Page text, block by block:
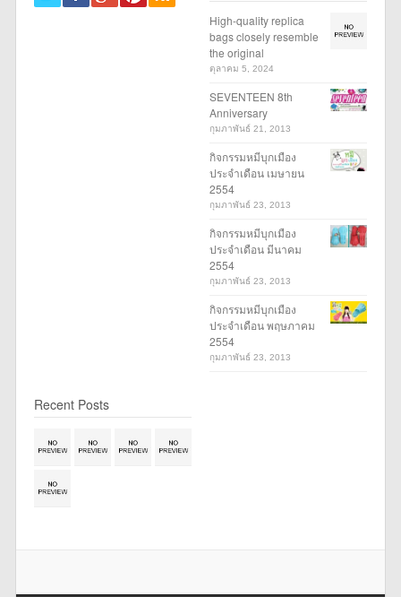
High-quality replica
bags closely resemble
the original
ตุลาคม 5, 2024
SEVENTEEN 8th
Anniversary
กุมภาพันธ์ 21, 2013
กิจกรรมหมีบุกเมือง
ประจำเดือน เมษายน
2554
กุมภาพันธ์ 23, 2013
กิจกรรมหมีบุกเมือง
ประจำเดือน มีนาคม
2554
กุมภาพันธ์ 23, 2013
กิจกรรมหมีบุกเมือง
ประจำเดือน พฤษภาคม
2554
กุมภาพันธ์ 23, 2013
Recent Posts